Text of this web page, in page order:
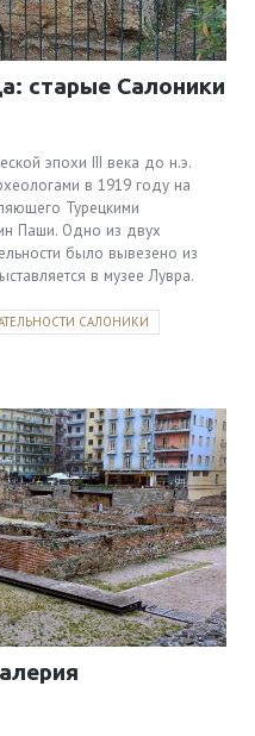
старые Салоники
эпохи III века до н.э.
в 1919 году на
Турецкими
Паши. Одно из двух
было вывезено из
в музее Лувра.
САЛОНИКИ